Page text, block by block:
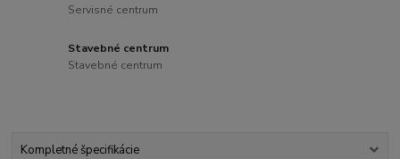
Servisné centrum
Stavebné centrum
Stavebné centrum
Kompletné špecifikácie